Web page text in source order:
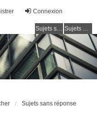
Connexion
Sujets sans réponse Sujets actifs
Sujets sans réponse